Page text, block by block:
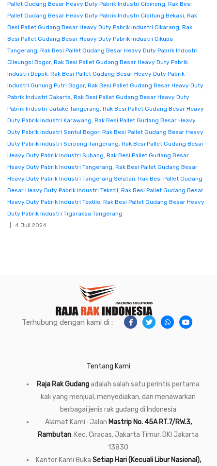
Pallet Gudang Besar Heavy Duty Pabrik Industri Cibinong, Rak Besi
Pallet Gudang Besar Heavy Duty Pabrik Industri Cibitung Bekasi, Rak
Besi Pallet Gudang Besar Heavy Duty Pabrik Industri Cikarang, Rak
Besi Pallet Gudang Besar Heavy Duty Pabrik Industri Cikupa
Tangerang, Rak Besi Pallet Gudang Besar Heavy Duty Pabrik Industri
Cileungsi Bogor, Rak Besi Pallet Gudang Besar Heavy Duty Pabrik
Industri Depok, Rak Besi Pallet Gudang Besar Heavy Duty Pabrik
Industri Gunung Putri Bogor, Rak Besi Pallet Gudang Besar Heavy Duty
Pabrik Industri Jakarta, Rak Besi Pallet Gudang Besar Heavy Duty
Pabrik Industri Jatake Tangerang, Rak Besi Pallet Gudang Besar Heavy
Duty Pabrik Industri Karawang, Rak Besi Pallet Gudang Besar Heavy
Duty Pabrik Industri Sentul Bogor, Rak Besi Pallet Gudang Besar Heavy
Duty Pabrik Industri Serpong Tangerang, Rak Besi Pallet Gudang Besar
Heavy Duty Pabrik Industri Subang, Rak Besi Pallet Gudang Besar
Heavy Duty Pabrik Industri Tangerang, Rak Besi Pallet Gudang Besar
Heavy Duty Pabrik Industri Tangerang Selatan, Rak Besi Pallet Gudang
Besar Heavy Duty Pabrik Industri Tekstil, Rak Besi Pallet Gudang Besar
Heavy Duty Pabrik Industri Textile, Rak Besi Pallet Gudang Besar Heavy
Duty Pabrik Industri Tigaraksa Tangerang
4 Juli 2024
Terhubung dengan kami di :
Tentang Kami
Raja Rak Gudangadalah salah satu perintis pertama
kali yang menjual, menyediakan, dan menawarkan
berbagai jenis rak gudang di Indonesia
Alamat Kami : Jalan Mastrip No. 45A RT.7/RW.3,
Rambutan, Kec. Ciracas, Jakarta Timur, DKI Jakarta
13830
Kantor Kami Buka Setiap Hari (Kecuali Libur Nasional),